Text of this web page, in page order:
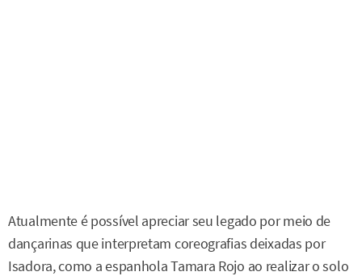
Atualmente é possível apreciar seu legado por meio de
dançarinas que interpretam coreografias deixadas por
Isadora, como a espanhola Tamara Rojo ao realizar o solo